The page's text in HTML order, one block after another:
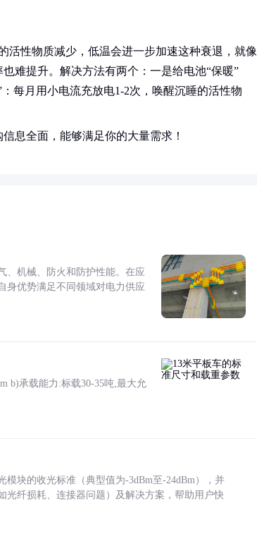
活性物质减少，低温会进一步加速这种衰退，就像
难提升。解决方法有两个：一是给电池“保暖”
每月用小电流充放电1-2次，唤醒沉睡的活性物
息全面，能够满足你的大量需求！
、机械、防火和防护性能。在应
身优势满足不同领域对电力供应
b)承载能力:标载30-35吨,最大允
块的收光标准（典型值为-3dBm至-24dBm），并
光纤损耗、连接器问题）及解决方案，帮助用户快